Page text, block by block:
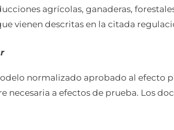
agrícolas, ganaderas,
vienen descritas en la citada
normalizado aprobado al efecto
necesaria a efectos de prueba. Los